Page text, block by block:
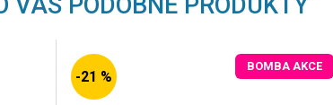
-21 %
BOMBA AKCE